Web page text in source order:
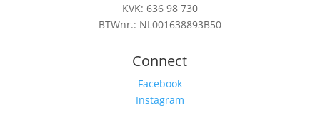
KVK: 636 98 730
BTWnr.: NL001638893B50
Connect
Facebook
Instagram